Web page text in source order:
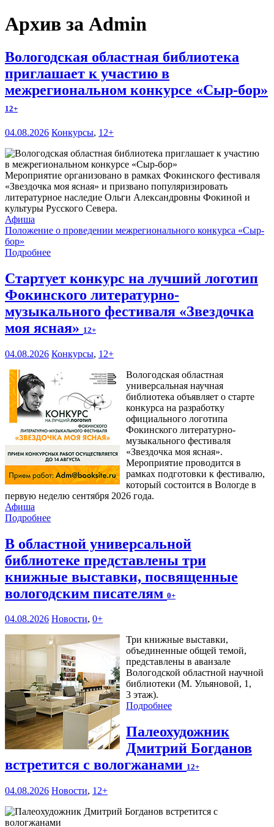
Архив за Admin
Вологодская областная библиотека
приглашает к участию в
межрегиональном конкурсе «Сыр-бор»
12+
04.08.2026 Конкурсы, 12+
Мероприятие организовано в рамках Фокинского фестиваля
«Звездочка моя ясная» и призвано популяризировать
литературное наследие Ольги Александровны Фокиной и
культуры Русского Севера.
Афиша
Положение о проведении межрегионального конкурса «Сыр-
бор»
Подробнее
Стартует конкурс на лучший логотип
Фокинского литературно-
музыкального фестиваля «Звездочка
моя ясная» 12+
04.08.2026 Конкурсы, 12+
Вологодская областная
универсальная научная
библиотека объявляет о старте
конкурса на разработку
официального логотипа
Фокинского литературно-
музыкального фестиваля
«Звездочка моя ясная».
Мероприятие проводится в
рамках подготовки к фестивалю,
который состоится в Вологде в
первую неделю сентября 2026 года.
Афиша
Подробнее
В областной универсальной
библиотеке представлены три
книжные выставки, посвященные
вологодским писателям 0+
04.08.2026 Новости, 0+
Три книжные выставки,
объединенные общей темой,
представлены в аванзале
Вологодской областной научной
библиотеки (М. Ульяновой, 1,
3 этаж).
Подробнее
Палеохудожник
Дмитрий Богданов
встретится с вологжанами 12+
04.08.2026 Новости, 12+